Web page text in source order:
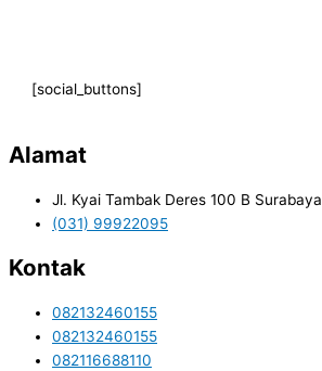
[social_buttons]
Alamat
Jl. Kyai Tambak Deres 100 B Surabaya
(031) 99922095
Kontak
082132460155
082132460155
082116688110